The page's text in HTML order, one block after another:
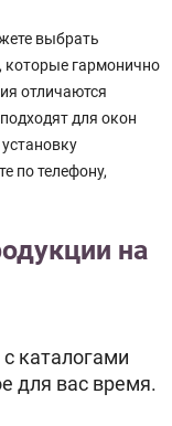
выбрать
гармонично
отличаются
для окон
по телефону,
на
каталогами
для вас время.